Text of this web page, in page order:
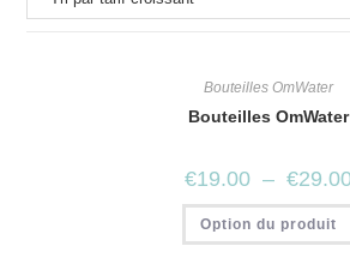
Bouteilles OmWater
Bouteilles OmWater
€19.00 – €
Option du produit